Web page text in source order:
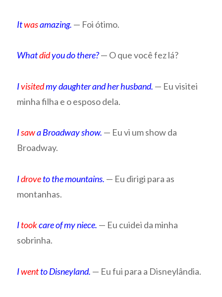
Itwasamazing. — Foi ótimo.
Whatdidyou do there?— O que você fez lá?
Ivisitedmy daughter and her husband. — Eu visitei
minha filha e o esposo dela.
Isawa Broadway show. — Eu vi um show da
Broadway.
Idroveto the mountains. — Eu dirigi para as
montanhas.
Itookcare of my niece. — Eu cuidei da minha
sobrinha.
Iwentto Disneyland. — Eu fui para a Disneylândia.